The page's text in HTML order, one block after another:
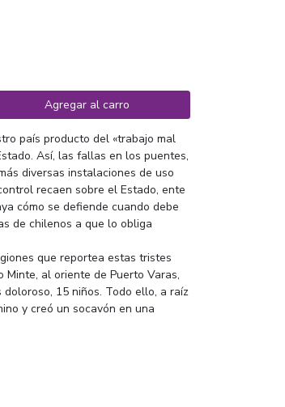
Agregar al carro
país producto del «trabajo mal
Así, las fallas en los puentes,
diversas instalaciones de uso
recaen sobre el Estado, ente
cómo se defiende cuando debe
de chilenos a que lo obliga
que reportea estas tristes
al oriente de Puerto Varas,
15 niños. Todo ello, a raíz
y creó un socavón en una